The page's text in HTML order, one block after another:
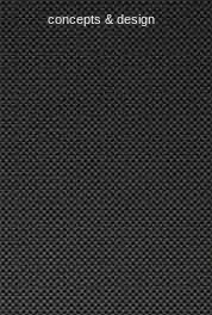
concepts & design